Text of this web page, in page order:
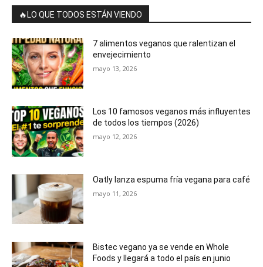
🔥LO QUE TODOS ESTÁN VIENDO
7 alimentos veganos que ralentizan el
envejecimiento
mayo 13, 2026
Los 10 famosos veganos más influyentes
de todos los tiempos (2026)
mayo 12, 2026
Oatly lanza espuma fría vegana para café
mayo 11, 2026
Bistec vegano ya se vende en Whole
Foods y llegará a todo el país en junio